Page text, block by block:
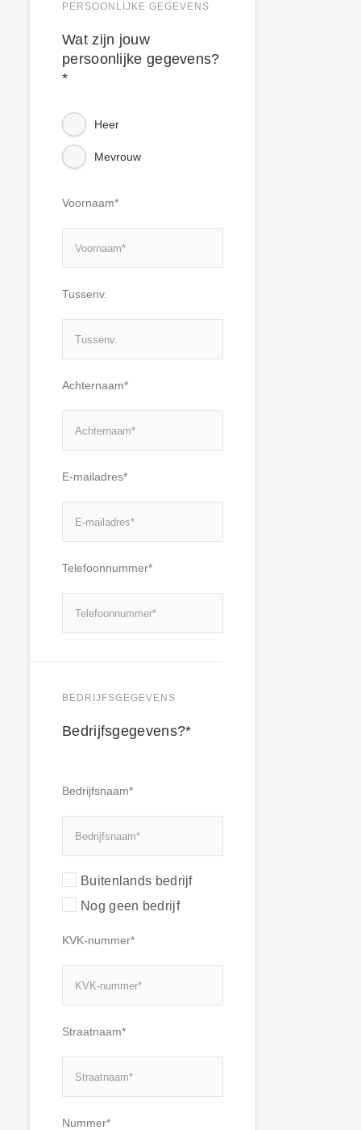
PERSOONLIJKE GEGEVENS
Wat zijn jouw
persoonlijke gegevens?
*
Heer
Mevrouw
Voornaam*
Tussenv.
Achternaam*
E-mailadres*
Telefoonnummer*
BEDRIJFSGEGEVENS
Bedrijfsgegevens?*
Bedrijfsnaam*
Buitenlands bedrijf
Nog geen bedrijf
KVK-nummer*
Straatnaam*
Nummer*